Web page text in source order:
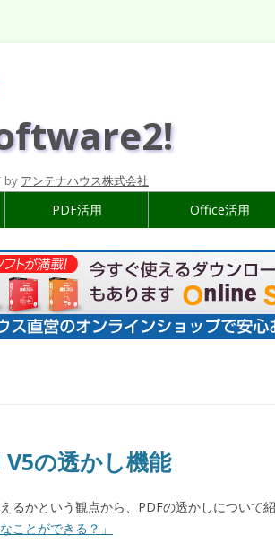
by アンテナハウス株式会社
PDF活用 Office活用
の透かし機能
るかという観点から、PDFの透かしについて紹
ことができる？」